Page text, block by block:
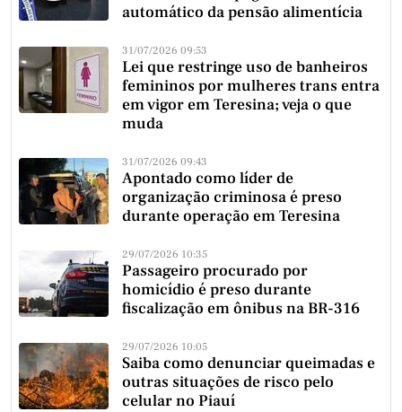
automático da pensão alimentícia
31/07/2026 09:53
Lei que restringe uso de banheiros
femininos por mulheres trans entra
em vigor em Teresina; veja o que
muda
31/07/2026 09:43
Apontado como líder de
organização criminosa é preso
durante operação em Teresina
29/07/2026 10:35
Passageiro procurado por
homicídio é preso durante
fiscalização em ônibus na BR-316
29/07/2026 10:05
Saiba como denunciar queimadas e
outras situações de risco pelo
celular no Piauí